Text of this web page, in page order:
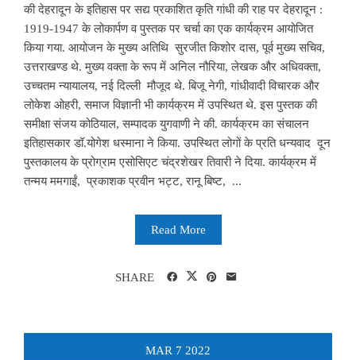
की देहरादून के इतिहास पर सद्य प्रकाशित कृति गांधी की राह पर देहरादून :
1919-1947 के लोकार्पण व पुस्तक पर चर्चा का एक कार्यक्रम आयोजित
किया गया. आयोजन के मुख्य अतिथि सुरजीत किशोर दास, पूर्व मुख्य सचिव,
उत्तराखण्ड थे. मुख्य वक्ता के रूप में अनिल नौरिया, लेखक और अधिवक्ता,
उच्चतम न्यायालय, नई दिल्ली मौजूद थे. बिजू नेगी, गांधीवादी विचारक और
लोकेश ओहरी, समाज विज्ञानी भी कार्यक्रम में उपस्थित थे. इस पुस्तक की
समीक्षा संजय कोठियाल, सम्पादक युगवाणी ने की. कार्यक्रम का संचालन
इतिहासकार डॉ.योगेश धस्माना ने किया. उपस्थित लोगों के प्रति धन्यवाद दून
पुस्तकालय के प्रोग्राम एसोसिएट चंद्रशेखर तिवारी ने दिया. कार्यक्रम में
तन्मय ममगाईं, प्रकाशक प्रवीन भट्ट, रानू बिष्ट, ...
Read More
SHARE
MAR 7 2022